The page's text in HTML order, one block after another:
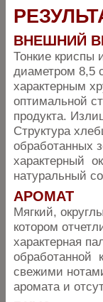
ВНЕШНИЙ
Тонкие
диаметром 8,5
характерным
оптимальной
продукта.
Структура
обработанных
характерный
натуральный
АРОМАТ
Мягкий,
котором
характерная
обработанной
свежими
аромата и